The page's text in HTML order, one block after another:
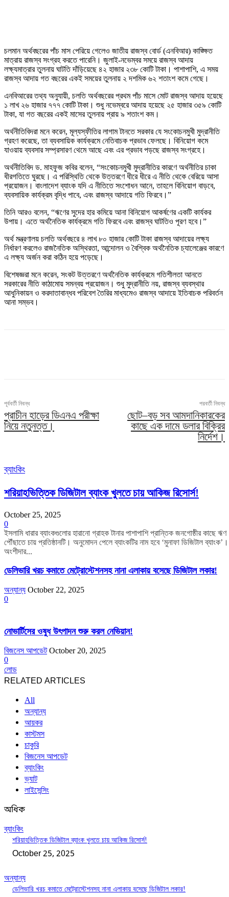
চলমান অর্থবছরের পাঁচ মাস পেরিয়ে গেলেও জাতীয় রাজস্ব বোর্ড (এনবিআর) কাঙ্ক্ষিত
মাত্রায় রাজস্ব সংগ্রহ করতে পারেনি। জুলাই-নভেম্বর সময়ে রাজস্ব আদায়
লক্ষ্যমাত্রার তুলনায় ঘাটতি দাঁড়িয়েছে ৪২ হাজার ২৩৮ কোটি টাকা। পাশাপাশি, এ সময়
রাজস্ব আদায় গত বছরের একই সময়ের তুলনায় ২ দশমিক ৬২ শতাংশ কমে গেছে।
এনবিআরের তথ্য অনুযায়ী, চলতি অর্থবছরের প্রথম পাঁচ মাসে মোট রাজস্ব আদায় হয়েছে
১ লাখ ২৬ হাজার ৭৭৭ কোটি টাকা। শুধু নভেম্বরে আদায় হয়েছে ২৫ হাজার ৩৫৯ কোটি
টাকা, যা গত বছরের একই মাসের তুলনায় প্রায় ৯ শতাংশ কম।
অর্থনীতিবিদরা মনে করেন, মূল্যস্ফীতির লাগাম টানতে সরকার যে সংকোচনমুখী মুদ্রানীতি
গ্রহণ করেছে, তা ব্যবসায়িক কার্যক্রমে নেতিবাচক প্রভাব ফেলছে। বিনিয়োগ কমে
যাওয়ায় ব্যবসার সম্প্রসারণ থেমে আছে এবং এর প্রভাব পড়ছে রাজস্ব সংগ্রহে।
অর্থনীতিবিদ ড. মাহফুজ কবির বলেন, “সংকোচনমুখী মুদ্রানীতির কারণে অর্থনীতির চাকা
ধীরগতিতে ঘুরছে। এ পরিস্থিতি থেকে উত্তরণে ধীরে ধীরে এ নীতি থেকে বেরিয়ে আসা
প্রয়োজন। বাংলাদেশ ব্যাংক যদি এ নীতিতে সংশোধন আনে, তাহলে বিনিয়োগ বাড়বে,
ব্যবসায়িক কার্যক্রম বৃদ্ধি পাবে, এবং রাজস্ব আদায়ে গতি ফিরবে।”
তিনি আরও বলেন, “ঋণের সুদের হার কমিয়ে আনা বিনিয়োগ আকর্ষণের একটি কার্যকর
উপায়। এতে অর্থনৈতিক কার্যক্রমে গতি ফিরবে এবং রাজস্ব ঘাটতিও পূরণ হবে।”
অর্থ মন্ত্রণালয় চলতি অর্থবছরে ৪ লাখ ৮০ হাজার কোটি টাকা রাজস্ব আদায়ের লক্ষ্য
নির্ধারণ করলেও রাজনৈতিক অস্থিরতা, আন্দোলন ও বৈশ্বিক অর্থনৈতিক চ্যালেঞ্জের কারণে
এ লক্ষ্য অর্জন করা কঠিন হয়ে পড়েছে।
বিশেষজ্ঞরা মনে করেন, সংকট উত্তরণে অর্থনৈতিক কার্যক্রমে গতিশীলতা আনতে
সরকারের নীতি কাঠামোয় সমন্বয় প্রয়োজন। শুধু মুদ্রানীতি নয়, রাজস্ব ব্যবস্থার
আধুনিকায়ন ও করদাতাবান্ধব পরিবেশ তৈরির মাধ্যমেও রাজস্ব আদায়ে ইতিবাচক পরিবর্তন
আনা সম্ভব।
পূর্ববর্তী নিবন্ধ
প্রাচীন হাড়ের ডিএনএ পরীক্ষা
নিয়ে নতুনত্ত।
পরবর্তী নিবন্ধ
ছোট–বড় সব আমদানিকারকের
কাছে এক দামে ডলার বিক্রির
নির্দেশ।
ব্যাংকিং
শরিয়াহভিত্তিক ডিজিটাল ব্যাংক খুলতে চায় আকিজ রিসোর্স!
October 25, 2025
0
ইসলামি ধারার ব্যাংকগুলোর হারানো গ্রাহক টানার পাশাপাশি প্রান্তিক জনগোষ্ঠীর কাছে ঋণ
পৌঁছাতে চায় প্রতিষ্ঠানটি। অনুমোদন পেলে ব্যাংকটির নাম হবে ‘মুনাফা ডিজিটাল
অংশীদার...
ডেলিভারি খরচ কমাতে মেট্রোস্টেশনসহ নানা এলাকায় বসেছে ডিজিটাল লকার!
অন্যান্য October 22, 2025
0
নোভার্টিসের ওষুধ উৎপাদন শুরু করল নেভিয়ান!
বিজনেস আপডেট October 20, 2025
0
লোড
RELATED ARTICLES
All
অন্যান্য
আয়কর
কাস্টমস
চাকুরি
বিজনেস আপডেট
ব্যাংকিং
ভ্যাট
লাইসেন্সিং
অধিক
ব্যাংকিং
শরিয়াহভিত্তিক ডিজিটাল ব্যাংক খুলতে চায় আকিজ রিসোর্স!
October 25, 2025
অন্যান্য
ডেলিভারি খরচ কমাতে মেট্রোস্টেশনসহ নানা এলাকায় বসেছে ডিজিটাল লকার!